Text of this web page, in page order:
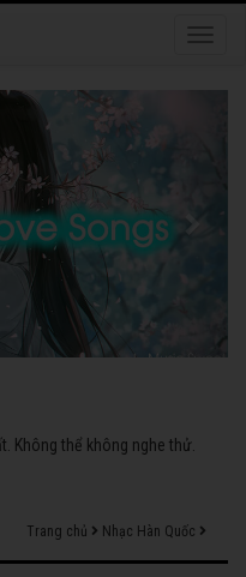
Không thể không nghe thử.
Trang chủ Nhạc Hàn Quốc